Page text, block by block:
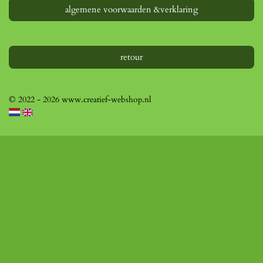
algemene voorwaarden &verklaring
retour
© 2022 - 2026 www.creatief-webshop.nl